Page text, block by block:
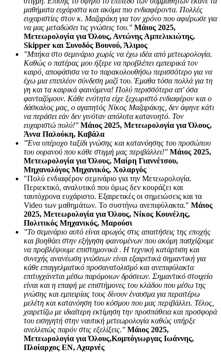
μαθήματα ευχάριστα και ακόμα πιο ενδιαφέροντα. Πολλές
ευχαριστίες στον κ. Μαζαράκη για τον χρόνο που αφιέρωσε για
να μας μεταδώσει τις γνώσεις του." Μάιος 2025,
Μετεωρολογία για Όλους, Αντώνης Αμπελικιώτης,
Skipper και Συνοδός Βουνού, Άλιμος
"Μπήκα στο σεμινάριο χωρίς να έχω ιδέα από μετεωρολογία.
Καθώς ο πατέρας μου ήξερε να προβλέπει εμπειρικά τον
καιρό, αποφάσισα να το παρακολουθήσω περισσότερο για να
έχω μια επιπλέον σύνδεση μαζί του. Έμαθα τόσα πολλά για τη
γη και τα καιρικά φαινόμενα! Πολύ περισσότερα απ' όσα
φανταζόμουν. Κάθε ενότητα είχε ξεχωριστό ενδιαφέρον και ο
δάσκαλος μας, ο αγαπητός Νίκος Μαζαράκης, δεν άφηνε κάτι
να περάσει εάν δεν γινόταν απόλυτα κατανοητό. Τον
ευχαριστώ πολύ!" Μάιος 2025, Μετεωρολογία για Όλους,
Άννα Παλούκη, Καβάλα
"Ένα υπέροχο ταξίδι γνώσης και κατανόησης του προσώπου
του ουρανού που κάθε στιγμή μας περιβάλλει!" Μάιος 2025,
Μετεωρολογία για Όλους, Μαίρη Γιαννέτσου,
Μηχανολόγος Μηχανικός, Χολαργός
"Πολύ ενδιαφέρον σεμινάριο για την Μετεωρολογία.
Περιεκτικό, αναλυτικό που όμως δεν κουράζει και
ταυτόχρονα ευχάριστο. Εξαιρετικές οι σημειώσεις και τα
Video των μαθημάτων. Το συστήνω ανεπιφύλακτα." Μάιος
2025, Μετεωρολογία για Όλους, Νίκος Κουνέλης,
Πολιτικός Μηχανικός, Μαρούσι
"Το σεμινάριο αυτό είναι αρωγός στις απαιτήσεις της εποχής
και βοηθάει στην εξήγηση φαινομένων που ακόμη πασχίζουμε
να προβλέψουμε επιστημονικά . Η τεχνική κατάρτιση και
συνεχής ανανέωση γνώσεων είναι εξαιρετικά σημαντική για
κάθε επαγγελματικό προσανατολισμό και ανεπιφύλακτα
επιτυγχάνεται μέσω παρόμοιων δράσεων. Σημαντικό στοιχείο
είναι και η επαφή με επιστήμονες του κλάδου που μέσω της
γνώσης και εμπειρίας τους δίνουν έναυσμα για περαιτέρω
μελέτη και κατανόηση του κόσμου που μας περιβάλλει. Τέλος,
χαιρετίζω με ιδιαίτερη εκτίμηση την προσπάθεια και προσφορά
του εισηγητή στην ναυτική μετεωρολογία καθώς υπήρξε
ανελλιπώς παρόν στις εξελίξεις." Μάιος 2025,
Μετεωρολογία για Όλους,Κομπόγιωργας Ιωάννης,
Πλοίαρχος ΕΝ, Αχαρνές